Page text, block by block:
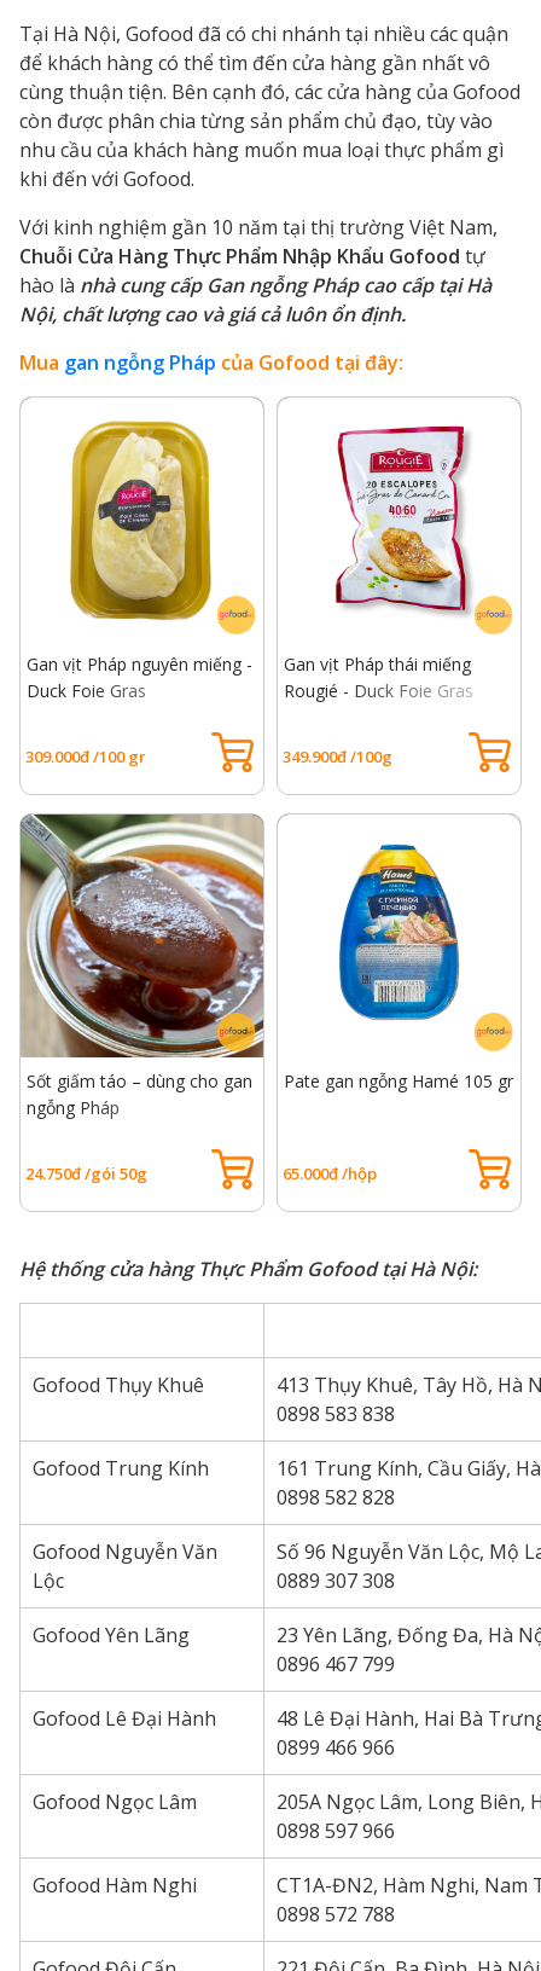
Tại Hà Nội, Gofood đã có chi nhánh tại nhiều các quận
để khách hàng có thể tìm đến cửa hàng gần nhất vô
cùng thuận tiện. Bên cạnh đó, các cửa hàng của Gofood
còn được phân chia từng sản phẩm chủ đạo, tùy vào
nhu cầu của khách hàng muốn mua loại thực phẩm gì
khi đến với Gofood.
Với kinh nghiệm gần 10 năm tại thị trường Việt Nam,
Chuỗi Cửa Hàng Thực Phẩm Nhập Khẩu Gofood tự
hào là nhà cung cấp Gan ngỗng Pháp cao cấp tại Hà
Nội, chất lượng cao và giá cả luôn ổn định.
Mua gan ngỗng Pháp của Gofood tại đây:
Gan vịt Pháp nguyên miếng -
Duck Foie Gras
309.000đ /100 gr
Gan vịt Pháp thái miếng
Rougié - Duck Foie Gras
349.900đ /100g
Sốt giấm táo – dùng cho gan
ngỗng Pháp
24.750đ /gói 50g
Pate gan ngỗng Hamé 105 gr
65.000đ /hộp
Hệ thống cửa hàng Thực Phẩm Gofood tại Hà Nội:
Gofood Thụy Khuê
413 Thụy Khuê, Tây Hồ, Hà
0898 583 838
Gofood Trung Kính
161 Trung Kính, Cầu Giấy,
0898 582 828
Gofood Nguyễn Văn
Lộc
Số 96 Nguyễn Văn Lộc, Mộ
0889 307 308
Gofood Yên Lãng
23 Yên Lãng, Đống Đa, Hà
0896 467 799
Gofood Lê Đại Hành
48 Lê Đại Hành, Hai Bà
0899 466 966
Gofood Ngọc Lâm
205A Ngọc Lâm, Long Biên,
0898 597 966
Gofood Hàm Nghi
CT1A-ĐN2, Hàm Nghi, Nam
0898 572 788